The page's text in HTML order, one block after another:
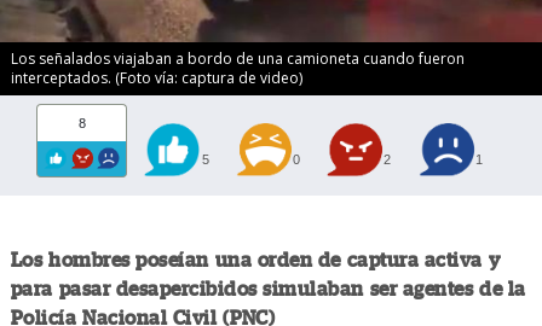
Los señalados viajaban a bordo de una camioneta cuando fueron
interceptados. (Foto vía: captura de video)
8
5 0 2 1
Los hombres poseían una orden de captura activa y
para pasar desapercibidos simulaban ser agentes de la
Policía Nacional Civil (PNC)